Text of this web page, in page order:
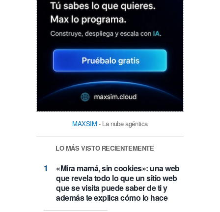
MAXSIM - La nube agéntica
LO MÁS VISTO RECIENTEMENTE
«Mira mamá, sin cookies»: una web
que revela todo lo que un sitio web
que se visita puede saber de ti y
además te explica cómo lo hace